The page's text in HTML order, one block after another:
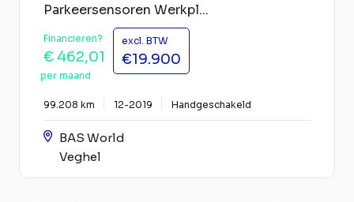
Parkeersensoren Werkpl...
Financieren?
€ 462,01
per maand
excl. BTW
€19.900
99.208 km 12-2019 Handgeschakeld
BAS World
Veghel